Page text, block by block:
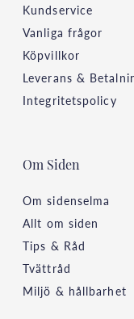
Kundservice
Vanliga frågor
Köpvillkor
Leverans &
Integritetspolicy
Om Siden
Om sidenselma
Allt om siden
Tips & Råd
Tvättråd
Miljö & hållbarhet